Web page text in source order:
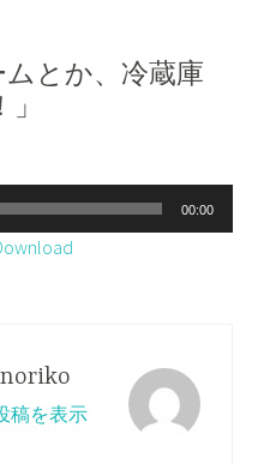
ムとか、冷蔵庫
00:00
稿を表示